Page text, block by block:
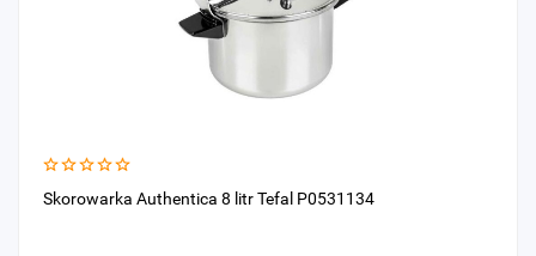
Skorowarka Authentica 8 litr Tefal P0531134